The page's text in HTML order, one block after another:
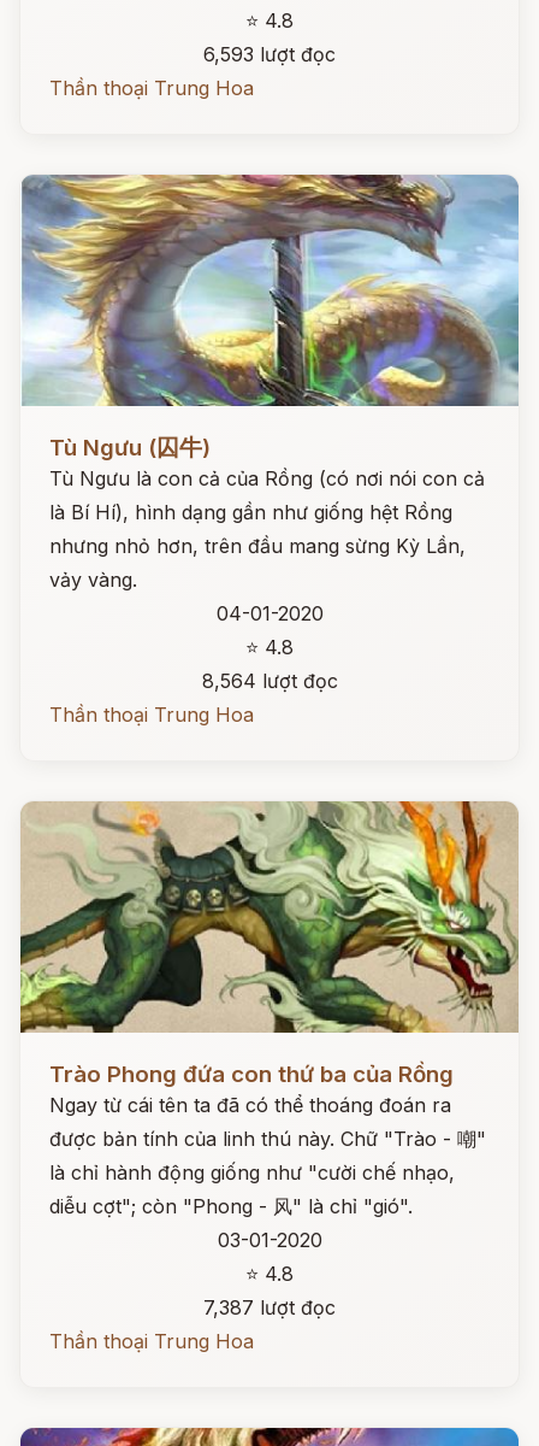
⭐ 4.8
6,593 lượt đọc
Thần thoại Trung Hoa
Tù Ngưu (囚牛)
Tù Ngưu là con cả của Rồng (có nơi nói con cả
là Bí Hí), hình dạng gần như giống hệt Rồng
nhưng nhỏ hơn, trên đầu mang sừng Kỳ Lần,
vảy vàng.
04-01-2020
⭐ 4.8
8,564 lượt đọc
Thần thoại Trung Hoa
Trào Phong đứa con thứ ba của Rồng
Ngay từ cái tên ta đã có thể thoáng đoán ra
được bản tính của linh thú này. Chữ "Trào - 嘲"
là chỉ hành động giống như "cười chế nhạo,
diễu cợt"; còn "Phong - 风" là chỉ "gió".
03-01-2020
⭐ 4.8
7,387 lượt đọc
Thần thoại Trung Hoa